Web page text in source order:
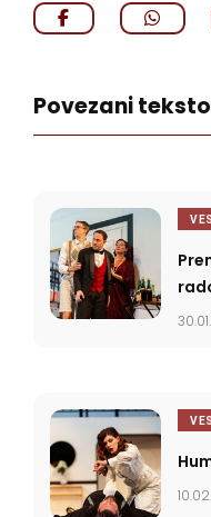
Povezani